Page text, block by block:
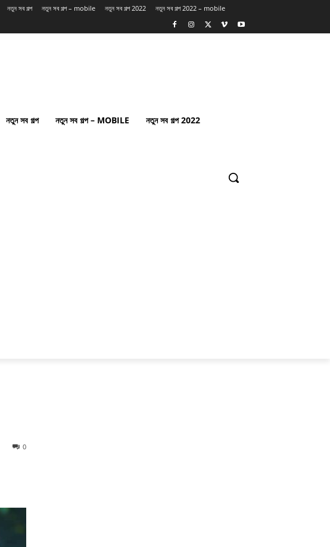
নতুন সব গল্প নতুন সব গল্প – mobile নতুন সব গল্প 2022 নতুন সব গল্প 2022 – mobile
নতুন সব গল্প নতুন সব গল্প – MOBILE নতুন সব গল্প 2022
0